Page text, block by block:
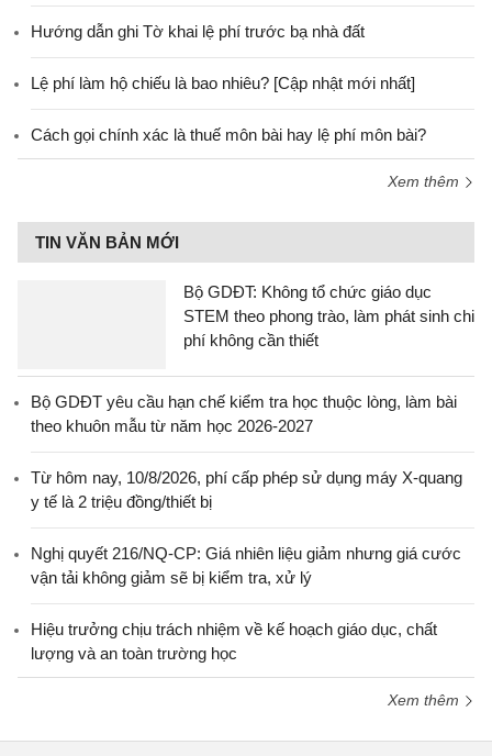
Hướng dẫn ghi Tờ khai lệ phí trước bạ nhà đất
Lệ phí làm hộ chiếu là bao nhiêu? [Cập nhật mới nhất]
Cách gọi chính xác là thuế môn bài hay lệ phí môn bài?
Xem thêm
TIN VĂN BẢN MỚI
Bộ GDĐT: Không tổ chức giáo dục
STEM theo phong trào, làm phát sinh chi
phí không cần thiết
Bộ GDĐT yêu cầu hạn chế kiểm tra học thuộc lòng, làm bài
theo khuôn mẫu từ năm học 2026-2027
Từ hôm nay, 10/8/2026, phí cấp phép sử dụng máy X-quang
y tế là 2 triệu đồng/thiết bị
Nghị quyết 216/NQ-CP: Giá nhiên liệu giảm nhưng giá cước
vận tải không giảm sẽ bị kiểm tra, xử lý
Hiệu trưởng chịu trách nhiệm về kế hoạch giáo dục, chất
lượng và an toàn trường học
Xem thêm